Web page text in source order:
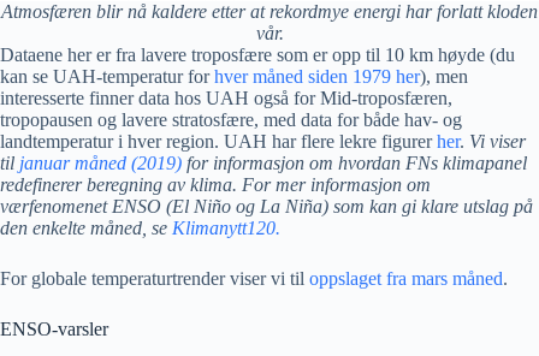
Atmosfæren blir nå kaldere etter at rekordmye energi har forlatt kloden
vår.
Dataene her er fra lavere troposfære som er opp til 10 km høyde (du
kan se UAH-temperatur forhver måned siden 1979 her), men
interesserte finner data hos UAH også for Mid-troposfæren,
tropopausen og lavere stratosfære, med data for både hav- og
landtemperatur i hver region. UAH har flere lekre figurerher. Vi viser
til januar måned (2019) for informasjon om hvordan FNs klimapanel
redefinerer beregning av klima. For mer informasjon om
værfenomenet ENSO (El Niño og La Niña) som kan gi klare utslag på
den enkelte måned, se Klimanytt120.
For globale temperaturtrender viser vi til oppslaget fra mars måned.
ENSO-varsler